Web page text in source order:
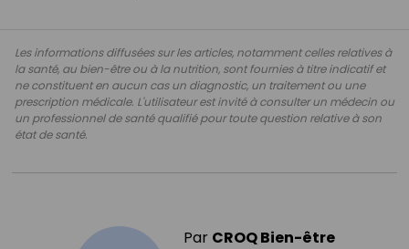
Les informations diffusées sur les articles, notamment celles relatives à
la santé, au bien-être ou à la nutrition, sont fournies à titre indicatif et
ne constituent en aucun cas un diagnostic, un traitement ou une
prescription médicale. L'utilisateur est invité à consulter un médecin ou
un professionnel de santé qualifié pour toute question relative à son
état de santé.
Par CROQ Bien-être